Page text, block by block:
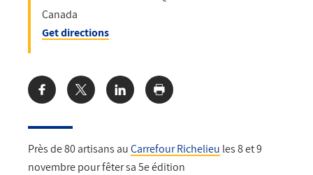
Près de 80 artisans auCarrefour Richelieu les 8 et 9
novembre pour fêter sa 5e édition
Canada
Get directions
Share: